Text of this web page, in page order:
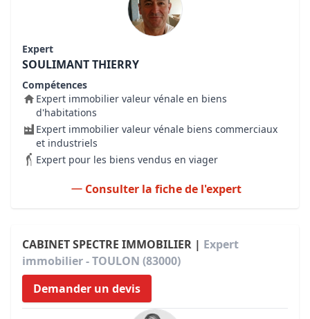
Expert
SOULIMANT THIERRY
Compétences
Expert immobilier valeur vénale en biens
d'habitations
Expert immobilier valeur vénale biens commerciaux
et industriels
Expert pour les biens vendus en viager
Consulter la fiche de l'expert
CABINET SPECTRE IMMOBILIER | Expert
immobilier - TOULON (83000)
Demander un devis